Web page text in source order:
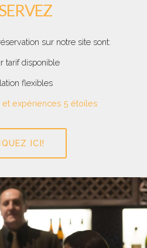
sur notre site sont:
tarif disponible
flexibles
expériences 5 étoiles
ICI!